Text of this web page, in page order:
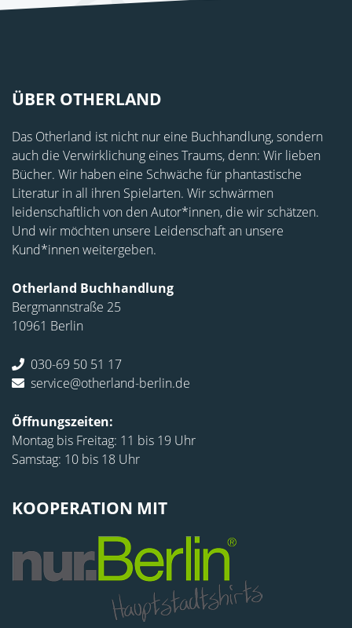
ÜBER OTHERLAND
Das Otherland ist nicht nur eine Buchhandlung, sondern
auch die Verwirklichung eines Traums, denn: Wir lieben
Bücher. Wir haben eine Schwäche für phantastische
Literatur in all ihren Spielarten. Wir schwärmen
leidenschaftlich von den Autor*innen, die wir schätzen.
Und wir möchten unsere Leidenschaft an unsere
Kund*innen weitergeben.
Otherland Buchhandlung
Bergmannstraße 25
10961 Berlin
030-69 50 51 17
service@otherland-berlin.de
Öffnungszeiten:
Montag bis Freitag: 11 bis 19 Uhr
Samstag: 10 bis 18 Uhr
KOOPERATION MIT